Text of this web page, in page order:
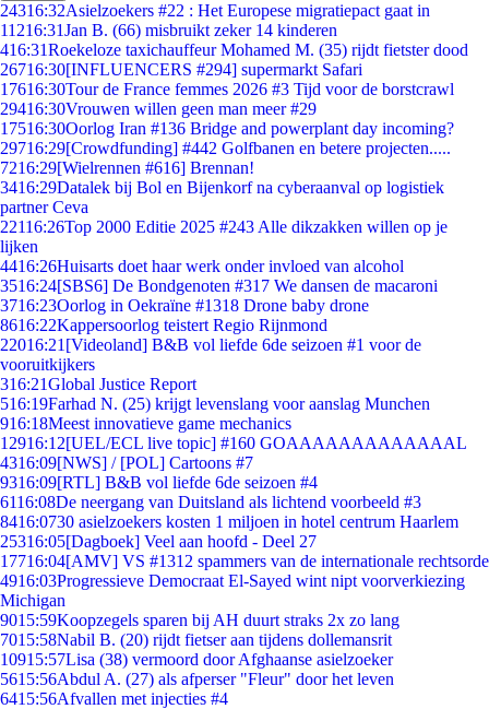
24316:32Asielzoekers #22 : Het Europese migratiepact gaat in
11216:31Jan B. (66) misbruikt zeker 14 kinderen
416:31Roekeloze taxichauffeur Mohamed M. (35) rijdt fietster dood
26716:30[INFLUENCERS #294] supermarkt Safari
17616:30Tour de France femmes 2026 #3 Tijd voor de borstcrawl
29416:30Vrouwen willen geen man meer #29
17516:30Oorlog Iran #136 Bridge and powerplant day incoming?
29716:29[Crowdfunding] #442 Golfbanen en betere projecten.....
7216:29[Wielrennen #616] Brennan!
3416:29Datalek bij Bol en Bijenkorf na cyberaanval op logistiek
partner Ceva
22116:26Top 2000 Editie 2025 #243 Alle dikzakken willen op je
lijken
4416:26Huisarts doet haar werk onder invloed van alcohol
3516:24[SBS6] De Bondgenoten #317 We dansen de macaroni
3716:23Oorlog in Oekraïne #1318 Drone baby drone
8616:22Kappersoorlog teistert Regio Rijnmond
22016:21 [Videoland] B&B vol liefde 6de seizoen #1 voor de
vooruitkijkers
316:21Global Justice Report
516:19Farhad N. (25) krijgt levenslang voor aanslag Munchen
916:18Meest innovatieve game mechanics
12916:12[UEL/ECL live topic] #160 GOAAAAAAAAAAAAAL
4316:09[NWS] / [POL] Cartoons #7
9316:09[RTL] B&B vol liefde 6de seizoen #4
6116:08De neergang van Duitsland als lichtend voorbeeld #3
8416:0730 asielzoekers kosten 1 miljoen in hotel centrum Haarlem
25316:05[Dagboek] Veel aan hoofd - Deel 27
17716:04[AMV] VS #1312 spammers van de internationale rechtsorde
4916:03Progressieve Democraat El-Sayed wint nipt voorverkiezing
Michigan
9015:59Koopzegels sparen bij AH duurt straks 2x zo lang
7015:58Nabil B. (20) rijdt fietser aan tijdens dollemansrit
10915:57Lisa (38) vermoord door Afghaanse asielzoeker
5615:56Abdul A. (27) als afperser "Fleur" door het leven
6415:56Afvallen met injecties #4